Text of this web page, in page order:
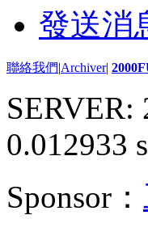
發送消
聯絡我們|Archiver|
0.012933
Sponsor：